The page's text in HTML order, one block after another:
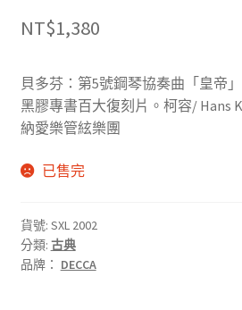
NT$1,380
貝多芬：第5號鋼琴協奏曲「皇帝」
黑膠專書百大復刻片。柯容/ Hans
納愛樂管絃樂團
已售完
貨號: SXL 2002
分類: 古典
品牌： DECCA